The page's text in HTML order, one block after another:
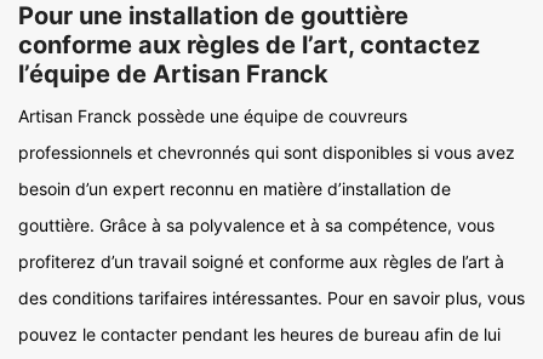
Pour une installation de gouttière
conforme aux règles de l’art, contactez
l’équipe de Artisan Franck
Artisan Franck possède une équipe de couvreurs
professionnels et chevronnés qui sont disponibles si vous avez
besoin d’un expert reconnu en matière d’installation de
gouttière. Grâce à sa polyvalence et à sa compétence, vous
profiterez d’un travail soigné et conforme aux règles de l’art à
des conditions tarifaires intéressantes. Pour en savoir plus, vous
pouvez le contacter pendant les heures de bureau afin de lui